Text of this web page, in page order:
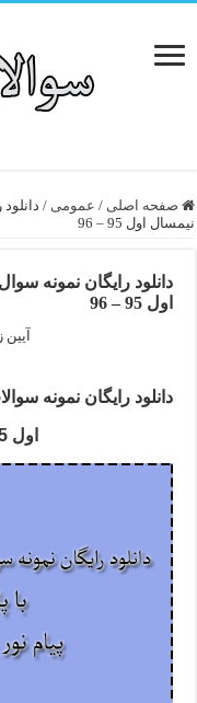
صفحه اصلی / عمومی /
نیمسال اول 95 – 96
دانلود رایگان نمونه
اول 95 – 96
دانلود رایگان نمونه
اول 95 – 96 با پاسخنامه